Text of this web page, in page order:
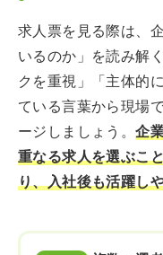
求人票を見る際は、
いるのか」を読み解
クを重視」「主体的
ている言葉から現場
ージしましょう。企
重なる求人を選ぶこ
り、入社後も活躍し